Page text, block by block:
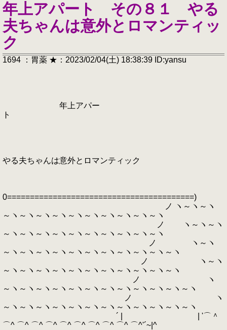
年上アパート その８１ やる
夫ちゃんは意外とロマンティッ
ク
1694 ：胃薬 ★：2023/02/04(土) 18:38:39 ID:yansu
年上アパー
ト
やる夫ちゃんは意外とロマンティック
0=========================================)
ノ ヽ～ヽ～ヽ
～ヽ～ヽ～ヽ～ヽ～ヽ～ヽ～ヽ～ヽ～ヽ～ヽ
ノ ヽ～ヽ～ヽ
～ヽ～ヽ～ヽ～ヽ～ヽ～ヽ～ヽ～ヽ～ヽ～ヽ
ノ ヽ～ヽ
～ヽ～ヽ～ヽ～ヽ～ヽ～ヽ～ヽ～ヽ～ヽ～ヽ～ヽ
ノ ヽ～ヽ
～ヽ～ヽ～ヽ～ヽ～ヽ～ヽ～ヽ～ヽ～ヽ～ヽ～ヽ
ノ ヽ
～ヽ～ヽ～ヽ～ヽ～ヽ～ヽ～ヽ～ヽ～ヽ～ヽ～ヽ～ヽ
ノ ヽ
～ヽ～ヽ～ヽ～ヽ～ヽ～ヽ～ヽ～ヽ～ヽ～ヽ～ヽ～ヽ
´ | | '⌒＾
⌒^ ⌒^ ⌒^ ⌒^ ⌒^ ⌒^ ⌒^ ⌒^ ⌒^ ⌒^'´~|^